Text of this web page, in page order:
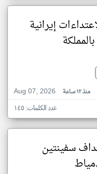
إيرانية
Aug 07, 2026
منذ ١٢ ساعة
عدد الكلمات: ١٤٥
سفينتين